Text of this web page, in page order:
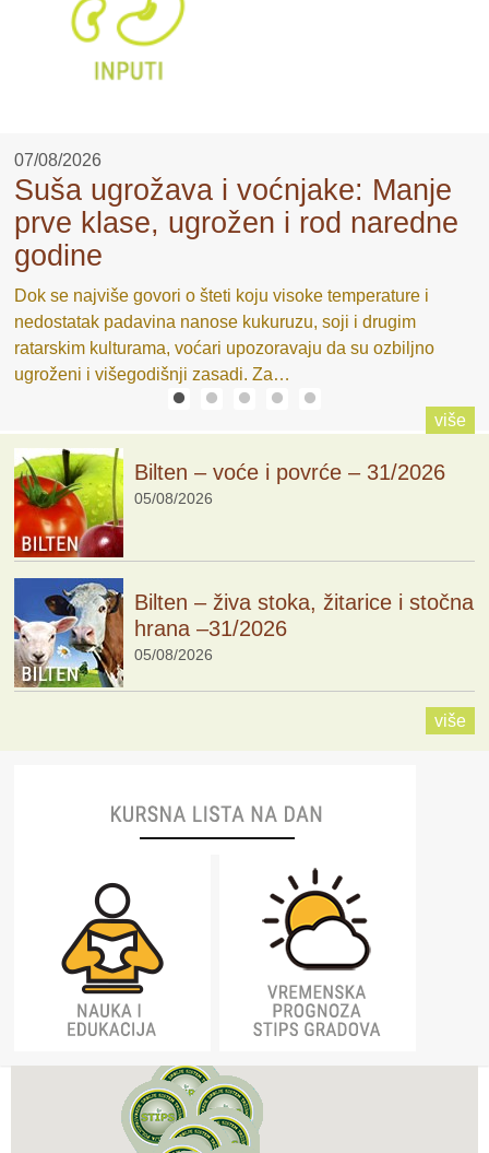
07/08/2026
Suša ugrožava i voćnjake: Manje
prve klase, ugrožen i rod naredne
godine
Dok se najviše govori o šteti koju visoke temperature i
nedostatak padavina nanose kukuruzu, soji i drugim
ratarskim kulturama, voćari upozoravaju da su ozbiljno
ugroženi i višegodišnji zasadi. Za…
više
Bilten – voće i povrće – 31/2026
05/08/2026
Bilten – živa stoka, žitarice i stočna
hrana –31/2026
05/08/2026
više